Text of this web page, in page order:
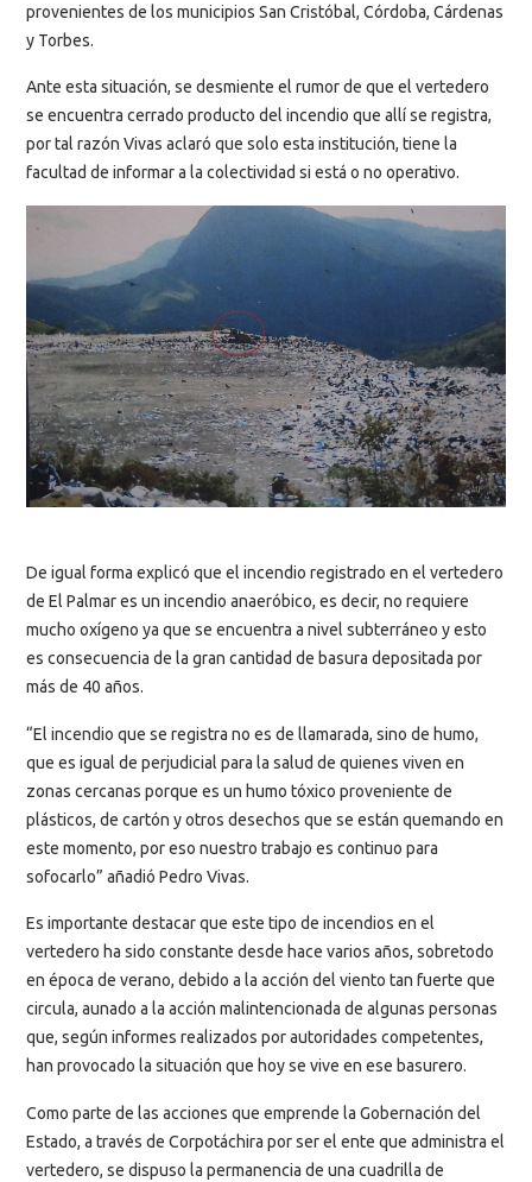
provenientes de los municipios San Cristóbal, Córdoba, Cárdenas
y Torbes.
Ante esta situación, se desmiente el rumor de que el vertedero
se encuentra cerrado producto del incendio que allí se registra,
por tal razón Vivas aclaró que solo esta institución, tiene la
facultad de informar a la colectividad si está o no operativo.
De igual forma explicó que el incendio registrado en el vertedero
de El Palmar es un incendio anaeróbico, es decir, no requiere
mucho oxígeno ya que se encuentra a nivel subterráneo y esto
es consecuencia de la gran cantidad de basura depositada por
más de 40 años.
“El incendio que se registra no es de llamarada, sino de humo,
que es igual de perjudicial para la salud de quienes viven en
zonas cercanas porque es un humo tóxico proveniente de
plásticos, de cartón y otros desechos que se están quemando en
este momento, por eso nuestro trabajo es continuo para
sofocarlo” añadió Pedro Vivas.
Es importante destacar que este tipo de incendios en el
vertedero ha sido constante desde hace varios años, sobretodo
en época de verano, debido a la acción del viento tan fuerte que
circula, aunado a la acción malintencionada de algunas personas
que, según informes realizados por autoridades competentes,
han provocado la situación que hoy se vive en ese basurero.
Como parte de las acciones que emprende la Gobernación del
Estado, a través de Corpotáchira por ser el ente que administra el
vertedero, se dispuso la permanencia de una cuadrilla de